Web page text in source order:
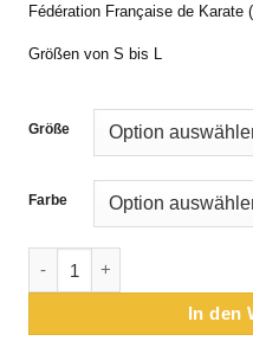
Fédération Française de Karate
Größen von S bis L
Größe
Farbe
In den